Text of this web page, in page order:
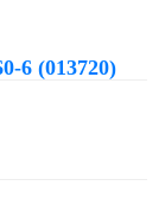
6 (013720)